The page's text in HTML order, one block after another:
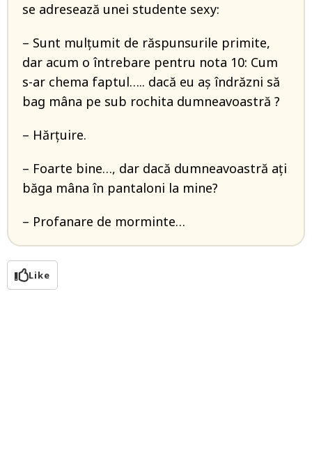
se adresează unei studente sexy:
– Sunt mulțumit de răspunsurile primite,
dar acum o întrebare pentru nota 10: Cum
s-ar chema faptul….. dacă eu aș îndrăzni să
bag mâna pe sub rochita dumneavoastră ?
– Hărțuire.
– Foarte bine…, dar dacă dumneavoastră ați
băga mâna în pantaloni la mine?
– Profanare de morminte…
Like